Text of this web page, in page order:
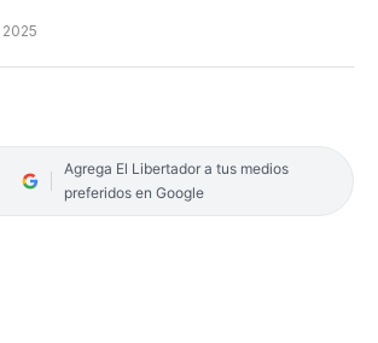
Agrega El Libertador a tus medios
preferidos en Google